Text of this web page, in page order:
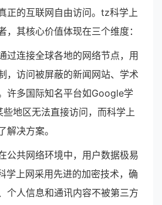
正的互联网自由访问。tz科学上
，其核心价值体现在三个维度：
过连接全球各地的网络节点，用
，访问被屏蔽的新闻网站、学术
许多国际知名平台如Google学
地区无法直接访问，而科学上
解决方案。
公共网络环境中，用户数据极易
学上网采用先进的加密技术，确
个人信息和通讯内容不被第三方